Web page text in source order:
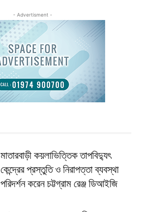
- Advertisment -
মাতারবাড়ী কয়লাভিত্তিক তাপবিদ্যুৎ
কেন্দ্রের প্রস্তুতি ও নিরাপত্তা ব্যবস্থা
পরিদর্শন করেন চট্টগ্রাম রেঞ্জ ডিআইজি